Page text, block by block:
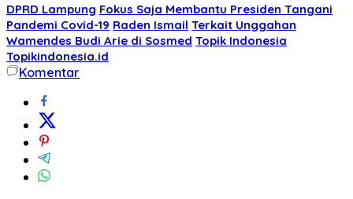
DPRD Lampung Fokus Saja Membantu Presiden Tangani
Pandemi Covid-19 Raden Ismail Terkait Unggahan
Wamendes Budi Arie di Sosmed Topik Indonesia
Topikindonesia.id
Komentar